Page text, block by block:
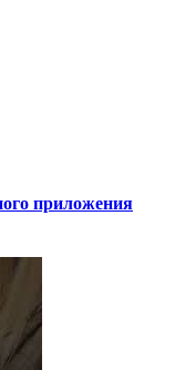
приложения